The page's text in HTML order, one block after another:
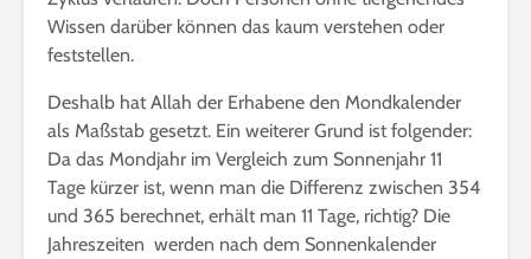
Wissen darüber können das kaum verstehen oder
feststellen.
Deshalb hat Allah der Erhabene den Mondkalender
als Maßstab gesetzt. Ein weiterer Grund ist folgender:
Da das Mondjahr im Vergleich zum Sonnenjahr 11
Tage kürzer ist, wenn man die Differenz zwischen 354
und 365 berechnet, erhält man 11 Tage, richtig? Die
Jahreszeiten werden nach dem Sonnenkalender